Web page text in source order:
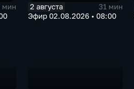
мин
2 августа
31 мин
Эфир 02.08.2026 • 08:00